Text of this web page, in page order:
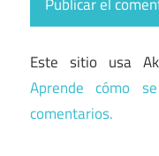
Este sitio usa
Aprende cómo
comentarios.